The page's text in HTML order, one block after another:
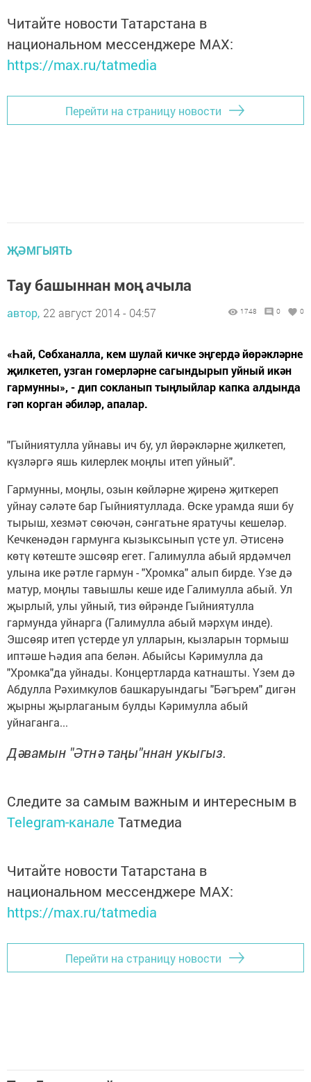
Читайте новости Татарстана в
национальном мессенджере MАХ:
https://max.ru/tatmedia
Перейти на страницу новости
ҖӘМГЫЯТЬ
Тау башыннан моң ачыла
автор, 22 август 2014 - 04:57 1748 0 0
«Һай, Сөбханалла, кем шулай кичке эңгердә йөрәкләрне
җилкетеп, узган гомерләрне сагындырып уйный икән
гармунны», - дип сокланып тыңлыйлар капка алдында
гәп корган әбиләр, апалар.
"Гыйниятулла уйнавы ич бу, ул йөрәкләрне җилкетеп,
күзләргә яшь килерлек моңлы итеп уйный".
Гармунны, моңлы, озын көйләрне җиренә җиткереп
уйнау сәләте бар Гыйниятуллада. Өске урамда яши бу
тырыш, хезмәт сөючән, сәнгатьне яратучы кешеләр.
Кечкенәдән гармунга кызыксынып үсте ул. Әтисенә
көтү көтеште эшсөяр егет. Галимулла абый ярдәмчел
улына ике рәтле гармун - "Хромка" алып бирде. Үзе дә
матур, моңлы тавышлы кеше иде Галимулла абый. Ул
җырлый, улы уйный, тиз өйрәнде Гыйниятулла
гармунда уйнарга (Галимулла абый мәрхүм инде).
Эшсөяр итеп үстерде ул улларын, кызларын тормыш
иптәше Һәдия апа белән. Абыйсы Кәримулла да
"Хромка"да уйнады. Концертларда катнашты. Үзем дә
Абдулла Рәхимкулов башкаруындагы "Бәгърем" дигән
җырны җырлаганым булды Кәримулла абый
уйнаганга...
Дәвамын "Әтнә таңы"ннан укыгыз.
Следите за самым важным и интересным в
Telegram-канале Татмедиа
Читайте новости Татарстана в
национальном мессенджере MАХ:
https://max.ru/tatmedia
Перейти на страницу новости